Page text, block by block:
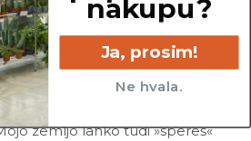
in/ali robovi listov:
minerale v vodi pokažem z
Soli se nakopičijo v
gnojenju. V tem
zalivati z deževnico ali
zemljo lahko tudi »spereš«
nakupu?
Ja, prosim!
Ne hvala.